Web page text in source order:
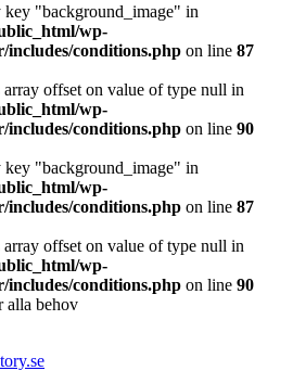
key "background_image" in
wp-
includes/conditions.php on line 87
array offset on value of type null in
wp-
includes/conditions.php on line 90
key "background_image" in
wp-
includes/conditions.php on line 87
array offset on value of type null in
wp-
includes/conditions.php on line 90
alla behov